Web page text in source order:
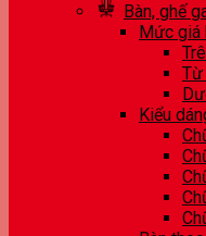
Bàn, ghế
Mức giá
Từ
Kiểu